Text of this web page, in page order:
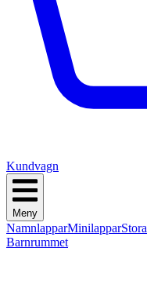
Kundvagn
Meny
NamnlapparMinilappar
Barnrummet